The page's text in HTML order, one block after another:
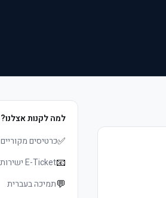
למה לקנות אצלנו?
✅כרטיסים מקוריים 100%
📧E-Ticket ישירות לאימייל
💬תמיכה בעברית